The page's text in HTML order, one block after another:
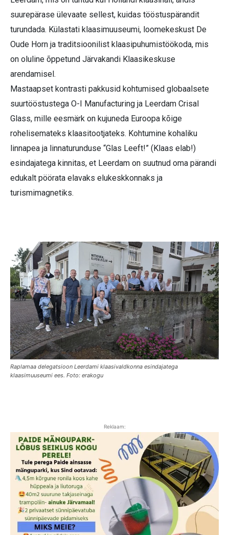
suurepärase ülevaate sellest, kuidas tööstuspärandit
turundada. Külastati klaasimuuseumi, loomekeskust De
Oude Horn ja traditsioonilist klaasipuhumistöökoda, mis
on oluline õppetund Järvakandi Klaasikeskuse
arendamisel.
Mastaapset kontrasti pakkusid kohtumised globaalsete
suurtööstustega O-I Manufacturing ja Leerdam Crisal
Glass, mille eesmärk on kujuneda Euroopa kõige
rohelisemateks klaasitootjateks. Kohtumine kohaliku
linnapea ja linnaturunduse “Glas Leeft!” (Klaas elab!)
esindajatega kinnitas, et Leerdam on suutnud oma pärandi
edukalt pöörata elavaks elukeskkonnaks ja
turismimagnetiks.
Raplamaa delegatsioon Leerdami klaasivaldkonna esindajatega
klaasimuuseumi ees. Foto: erakogu
Reklaam: